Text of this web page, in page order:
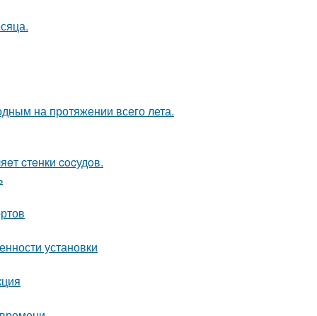
на протяжении всего лета.
cтeнки cocудoв.
установки